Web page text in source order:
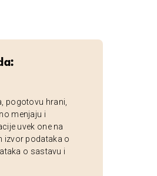
pogotovu hrani,
menjaju i
uvek one na
izvor podataka o
o sastavu i